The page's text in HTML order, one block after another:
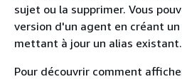
sujet ou la supprimer. Vous
version d'un agent en créant un
mettant à jour un alias existant.
Pour découvrir comment